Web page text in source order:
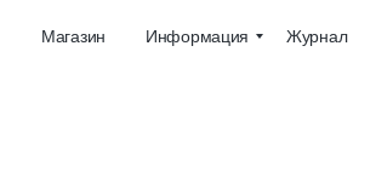
Магазин Информация Журнал